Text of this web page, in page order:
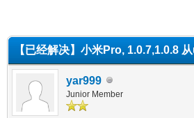
【已经解决】小米Pro, 1.0.7,1.0.8
yar999
Junior Member